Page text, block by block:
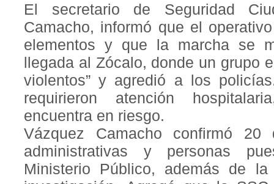
El secretario de Seguridad
Camacho, informó que el
elementos y que la marcha se
llegada al Zócalo, donde un grupo
violentos” y agredió a los
requirieron atención
encuentra en riesgo.
Vázquez Camacho confirmó 20
administrativas y personas
Ministerio Público, además de